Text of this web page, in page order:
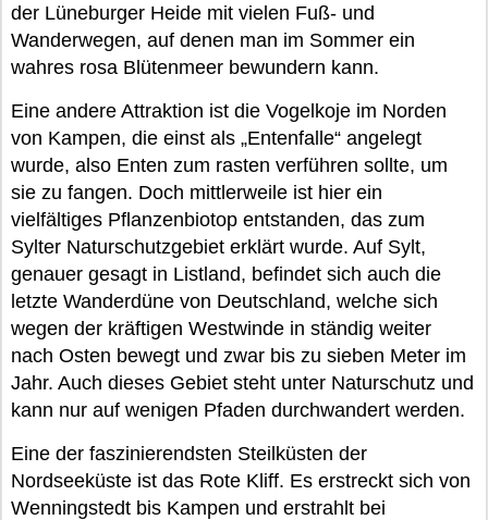
der Lüneburger Heide mit vielen Fuß- und
Wanderwegen, auf denen man im Sommer ein
wahres rosa Blütenmeer bewundern kann.
Eine andere Attraktion ist die Vogelkoje im Norden
von Kampen, die einst als „Entenfalle“ angelegt
wurde, also Enten zum rasten verführen sollte, um
sie zu fangen. Doch mittlerweile ist hier ein
vielfältiges Pflanzenbiotop entstanden, das zum
Sylter Naturschutzgebiet erklärt wurde. Auf Sylt,
genauer gesagt in Listland, befindet sich auch die
letzte Wanderdüne von Deutschland, welche sich
wegen der kräftigen Westwinde in ständig weiter
nach Osten bewegt und zwar bis zu sieben Meter im
Jahr. Auch dieses Gebiet steht unter Naturschutz und
kann nur auf wenigen Pfaden durchwandert werden.
Eine der faszinierendsten Steilküsten der
Nordseeküste ist das Rote Kliff. Es erstreckt sich von
Wenningstedt bis Kampen und erstrahlt bei